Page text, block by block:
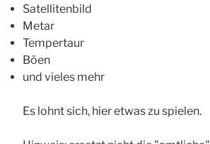
Satellitenbild
Metar
Tempertaur
Böen
und vieles mehr
Es lohnt sich, hier etwas zu spielen.